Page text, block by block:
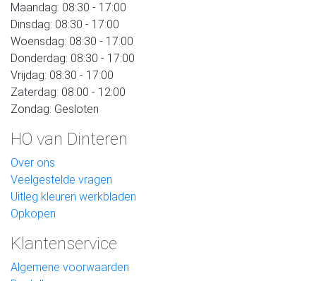
Maandag: 08:30 - 17:00
Dinsdag: 08:30 - 17:00
Woensdag: 08:30 - 17:00
Donderdag: 08:30 - 17:00
Vrijdag: 08:30 - 17:00
Zaterdag: 08:00 - 12:00
Zondag: Gesloten
HO van Dinteren
Over ons
Veelgestelde vragen
Uitleg kleuren werkbladen
Opkopen
Klantenservice
Algemene voorwaarden